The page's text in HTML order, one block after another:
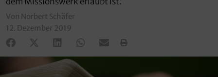
Von Norbert Schäfer
12. Dezember 2019